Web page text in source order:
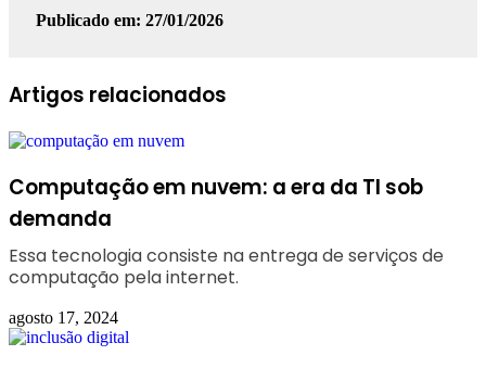
Publicado em: 27/01/2026
Facebook
Linkedin
WhatsApp
Telegram
Artigos relacionados
Computação em nuvem: a era da TI sob
demanda
Essa tecnologia consiste na entrega de serviços de
computação pela internet.
agosto 17, 2024